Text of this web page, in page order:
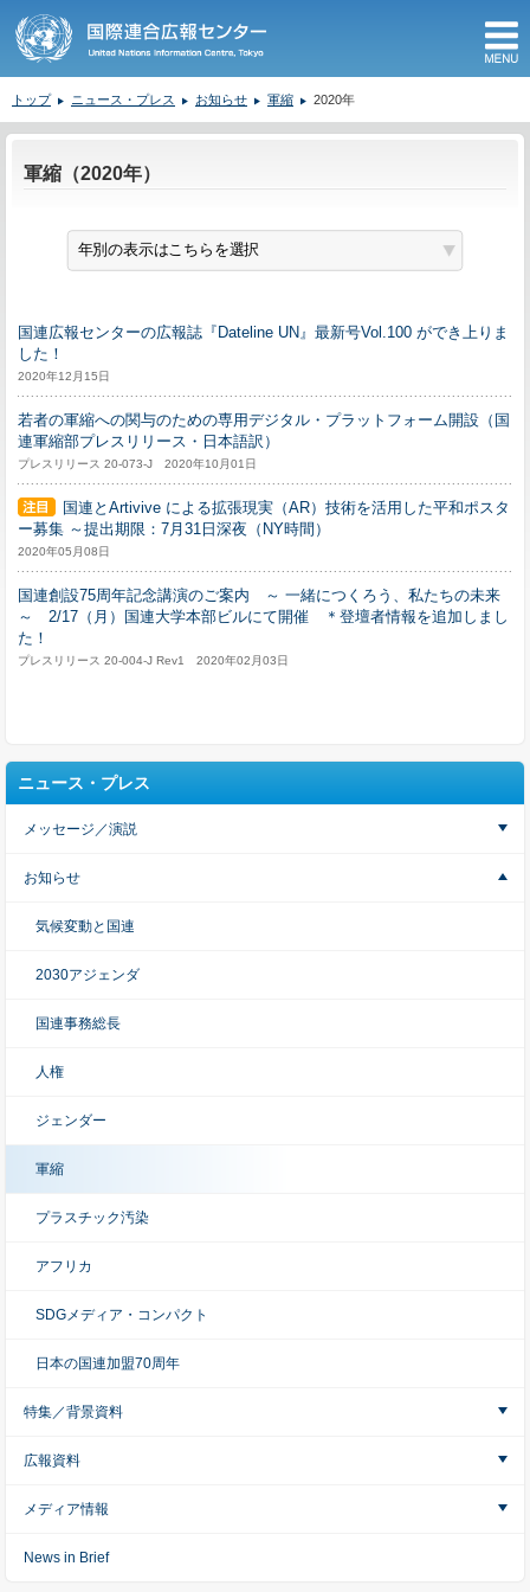
トップ ニュース・プレス お知らせ 軍縮 2020年
軍縮（2020年）
国連広報センターの広報誌『Dateline UN』最新号Vol.100 ができ上りま
した！
2020年12月15日
若者の軍縮への関与のための専用デジタル・プラットフォーム開設（国
連軍縮部プレスリリース・日本語訳）
プレスリリース 20-073-J 2020年10月01日
国連とArtivive による拡張現実（AR）技術を活用した平和ポスタ
ー募集 ～提出期限：7月31日深夜（NY時間）
2020年05月08日
国連創設75周年記念講演のご案内 ～ 一緒につくろう、私たちの未来
～ 2/17（月）国連大学本部ビルにて開催 ＊登壇者情報を追加しまし
た！
プレスリリース 20-004-J Rev1 2020年02月03日
ニュース・プレス
メッセージ／演説
お知らせ
気候変動と国連
2030アジェンダ
国連事務総長
人権
ジェンダー
軍縮
プラスチック汚染
アフリカ
SDGメディア・コンパクト
日本の国連加盟70周年
特集／背景資料
広報資料
メディア情報
News in Brief